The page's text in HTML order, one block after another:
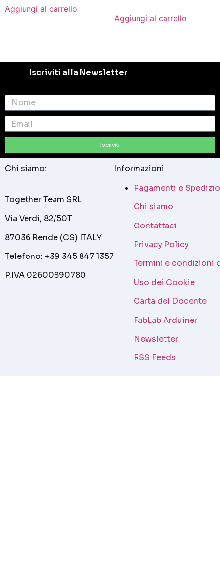
Aggiungi al carrello
Aggiungi al carrello
Iscriviti alla Newsletter
Iscriviti
Chi siamo:
Together Team SRL
Via Verdi, 82/50T
87036 Rende (CS) ITALY
Telefono: +39 345 847 1357
P.IVA 02600890780
Informazioni:
Pagamenti e
Chi siamo
Contattaci
Privacy Policy
Termini e condizioni
Uso dei Cookie
Carta del Docente
FabLab Arduiner
Newsletter
RSS Feeds